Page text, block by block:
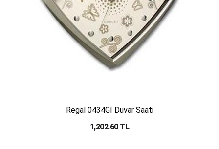
Regal 0434GI Duvar Saati
1,202.60 TL